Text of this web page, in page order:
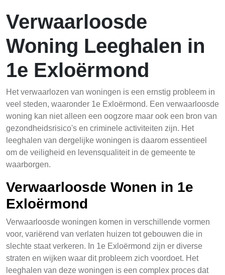
Verwaarloosde
Woning Leeghalen in
1e Exloërmond
Het verwaarlozen van woningen is een ernstig probleem in
veel steden, waaronder 1e Exloërmond. Een verwaarloosde
woning kan niet alleen een oogzore maar ook een bron van
gezondheidsrisico's en criminele activiteiten zijn. Het
leeghalen van dergelijke woningen is daarom essentieel
om de veiligheid en levensqualiteit in de gemeente te
waarborgen.
Verwaarloosde Wonen in 1e
Exloërmond
Verwaarloosde woningen komen in verschillende vormen
voor, variërend van verlaten huizen tot gebouwen die in
slechte staat verkeren. In 1e Exloërmond zijn er diverse
straten en wijken waar dit probleem zich voordoet. Het
leeghalen van deze woningen is een complex proces dat